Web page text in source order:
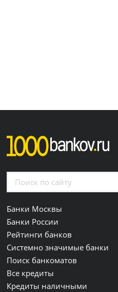
Банки Москвы
Банки России
Рейтинги банков
Системно значимые банки
Поиск банкоматов
Все кредиты
Кредиты наличными